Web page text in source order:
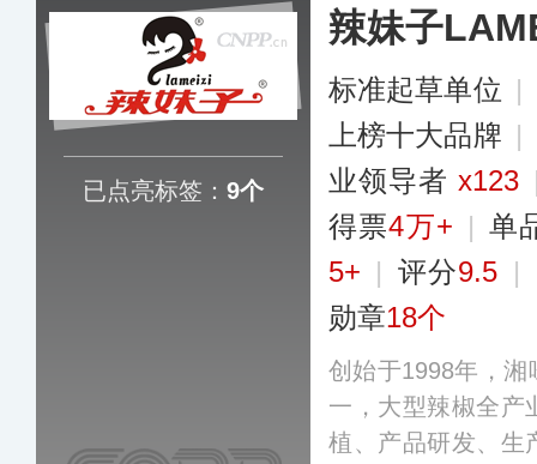
已点亮标签： 9个
辣妹子
标准起草单位 |
上榜十大品牌 |
业领导者 x123
得票4万+ | 单
5+ | 评分9.5 |
勋章18个
创始于1998年，
一，大型辣椒全产
植、产品研发、生